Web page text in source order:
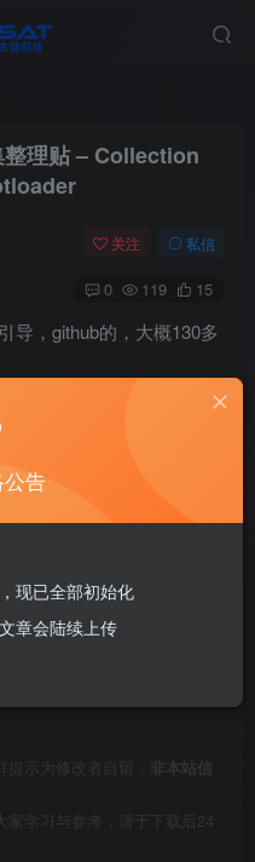
整理贴 – Collection
关注 私信
0 119 15
导，github的，大概130多
CloverThemes/archi
示为修改者自留，
非本站信
家学习与参考，请于下载后24
告
现已全部初始化
章会陆续上传